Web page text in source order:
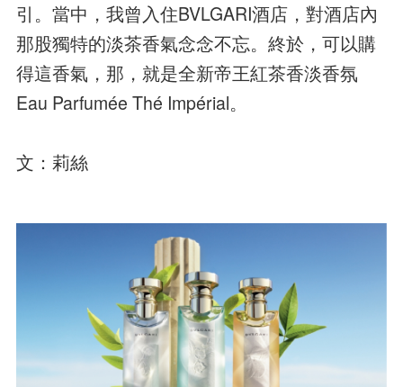
引。當中，我曾入住BVLGARI酒店，對酒店內
那股獨特的淡茶香氣念念不忘。終於，可以購
得這香氣，那，就是全新帝王紅茶香淡香氛
Eau Parfumée Thé Impérial。
文：莉絲